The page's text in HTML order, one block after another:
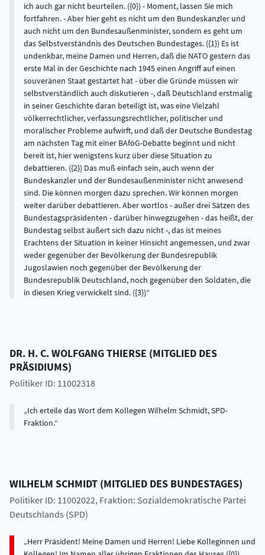
ich auch gar nicht beurteilen. ({0}) - Moment, lassen Sie mich
fortfahren. - Aber hier geht es nicht um den Bundeskanzler und
auch nicht um den Bundesaußenminister, sondern es geht um
das Selbstverständnis des Deutschen Bundestages. ({1}) Es ist
undenkbar, meine Damen und Herren, daß die NATO gestern das
erste Mal in der Geschichte nach 1945 einen Angriff auf einen
souveränen Staat gestartet hat - über die Gründe müssen wir
selbstverständlich auch diskutieren -, daß Deutschland erstmalig
in seiner Geschichte daran beteiligt ist, was eine Vielzahl
völkerrechtlicher, verfassungsrechtlicher, politischer und
moralischer Probleme aufwirft, und daß der Deutsche Bundestag
am nächsten Tag mit einer BAföG-Debatte beginnt und nicht
bereit ist, hier wenigstens kurz über diese Situation zu
debattieren. ({2}) Das muß einfach sein, auch wenn der
Bundeskanzler und der Bundesaußenminister nicht anwesend
sind. Die können morgen dazu sprechen. Wir können morgen
weiter darüber debattieren. Aber wortlos - außer drei Sätzen des
Bundestagspräsidenten - darüber hinwegzugehen - das heißt, der
Bundestag selbst äußert sich dazu nicht -, das ist meines
Erachtens der Situation in keiner Hinsicht angemessen, und zwar
weder gegenüber der Bevölkerung der Bundesrepublik
Jugoslawien noch gegenüber der Bevölkerung der
Bundesrepublik Deutschland, noch gegenüber den Soldaten, die
in diesen Krieg verwickelt sind. ({3})
DR. H. C.WOLFGANGTHIERSE (MITGLIED DES
PRÄSIDIUMS)
Politiker ID: 11002318
Ich erteile das Wort dem Kollegen Wilhelm Schmidt, SPD-
Fraktion.
WILHELM SCHMIDT (MITGLIED DES BUNDESTAGES)
Politiker ID: 11002022, Fraktion: Sozialdemokratische Partei
Deutschlands (SPD)
Herr Präsident! Meine Damen und Herren! Liebe Kolleginnen und